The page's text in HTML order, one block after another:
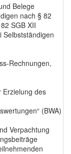
Belege
nach § 82
SGB XII
Selbstständigen
Rechnungen,
Erzielung des
(BWA)
Verpachtung